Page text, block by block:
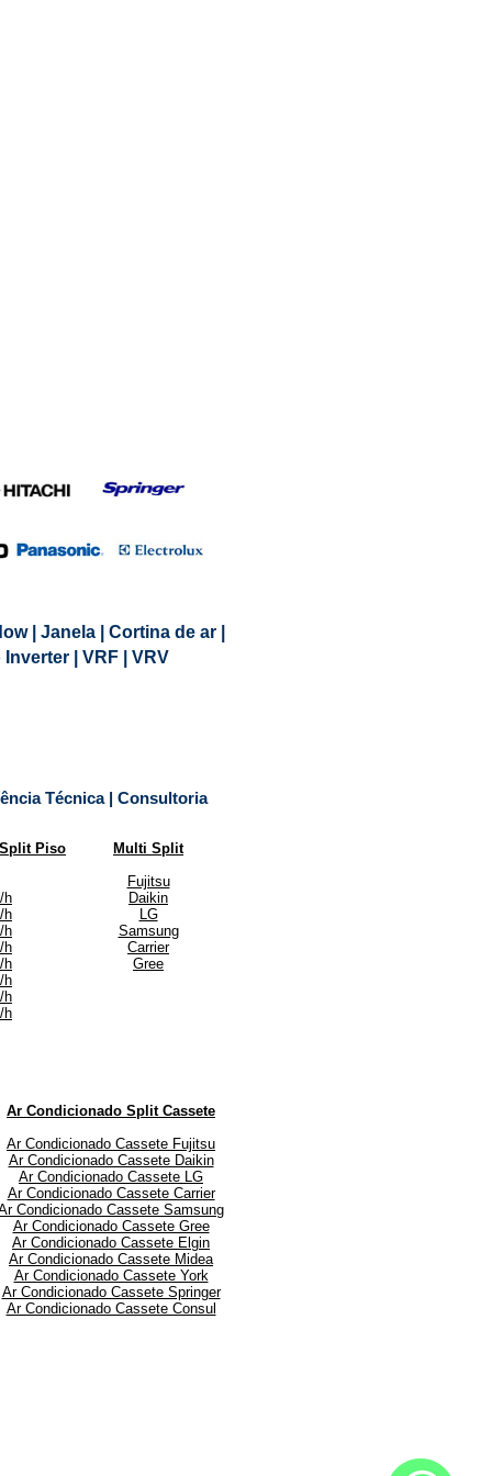
| Janela | Cortina de ar |
| VRF | VRV
Técnica | Consultoria
Piso
h
h
h
h
h
h
h
h
Multi Split
Fujitsu
Daikin
LG
Samsung
Carrier
Gree
Ar Condicionado Split Cassete
Ar Condicionado Cassete Fujitsu
Ar Condicionado Cassete Daikin
Ar Condicionado Cassete LG
Ar Condicionado Cassete Carrier
Condicionado Cassete Samsung
Ar Condicionado Cassete Gree
Ar Condicionado Cassete Elgin
Ar Condicionado Cassete Midea
Ar Condicionado Cassete York
Ar Condicionado Cassete Springer
Ar Condicionado Cassete Consul